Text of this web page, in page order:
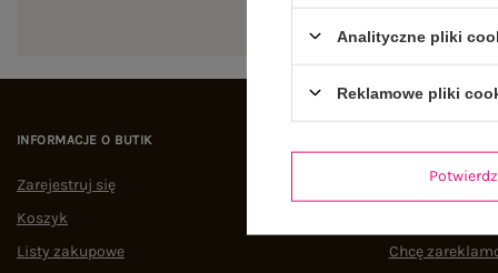
INFORMACJE O BUTIK
Zarejestruj się
Koszyk
Listy zakupowe
Status
Chcę
Analityczne pliki
Reklamowe pliki